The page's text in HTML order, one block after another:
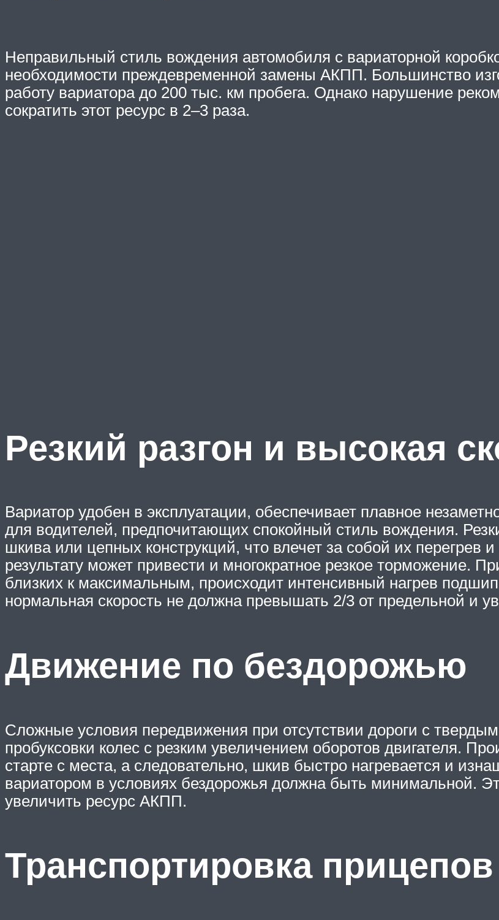
Неправильный стиль вождения автомобиля с вариаторной
необходимости преждевременной замены АКПП. Большинство
работу вариатора до 200 тыс. км пробега. Однако нарушение
сократить этот ресурс в 2–3 раза.
Резкий разгон и высокая
Вариатор удобен в эксплуатации, обеспечивает плавное
для водителей, предпочитающих спокойный стиль вождения.
шкива или цепных конструкций, что влечет за собой их перегрев
результату может привести и многократное резкое торможение.
близких к максимальным, происходит интенсивный нагрев
нормальная скорость не должна превышать 2/3 от предельной и
Движение по бездорожью
Сложные условия передвижения при отсутствии дороги с
пробуксовки колес с резким увеличением оборотов двигателя.
старте с места, а следовательно, шкив быстро нагревается и
вариатором в условиях бездорожья должна быть минимальной.
увеличить ресурс АКПП.
Транспортировка